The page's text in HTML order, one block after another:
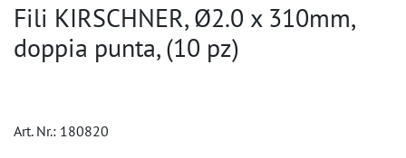
Fili KIRSCHNER, Ø2.0 x 310mm,
doppia punta, (10 pz)
Art. Nr.: 180820